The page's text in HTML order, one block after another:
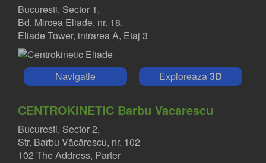
Bucuresti, Sector 1,
Bd. Mircea Eliade, nr. 18.
Eliade Tower, intrarea A, Etaj 3
Navigatie Exploreaza3D
CENTROKINETIC Barbu Vacarescu
Bucuresti, Sector 2,
Str. Barbu Văcărescu, nr. 102
102 The Address, Parter